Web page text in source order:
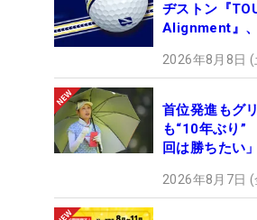
ヂストン『
Alignment』
2026年8月8日
首位発進もグ
も“10年ぶり”
回は勝ちたい」
2026年8月7日